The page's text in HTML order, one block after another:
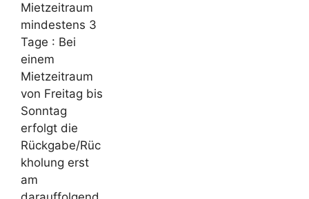
Mietzeitraum
mindestens 3
Tage : Bei
einem
Mietzeitraum
von Freitag bis
Sonntag
erfolgt die
Rückgabe/Rüc
kholung erst
am